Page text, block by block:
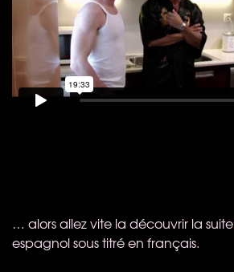
… alors allez vite la découvrir la suite
espagnol sous titré en français.